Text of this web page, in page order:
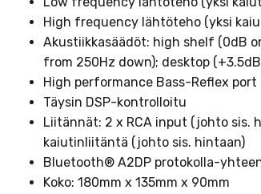
High frequency lähtöteho (yksi
Akustiikkasäädöt: high shelf (0dB
from 250Hz down); desktop
High performance Bass-Reflex port
Täysin DSP-kontrolloitu
Liitännät: 2 x RCA input (johto sis.
kaiutinliitäntä (johto sis. hintaan)
Bluetooth® A2DP protokolla-
Koko: 180mm x 135mm x 90mm